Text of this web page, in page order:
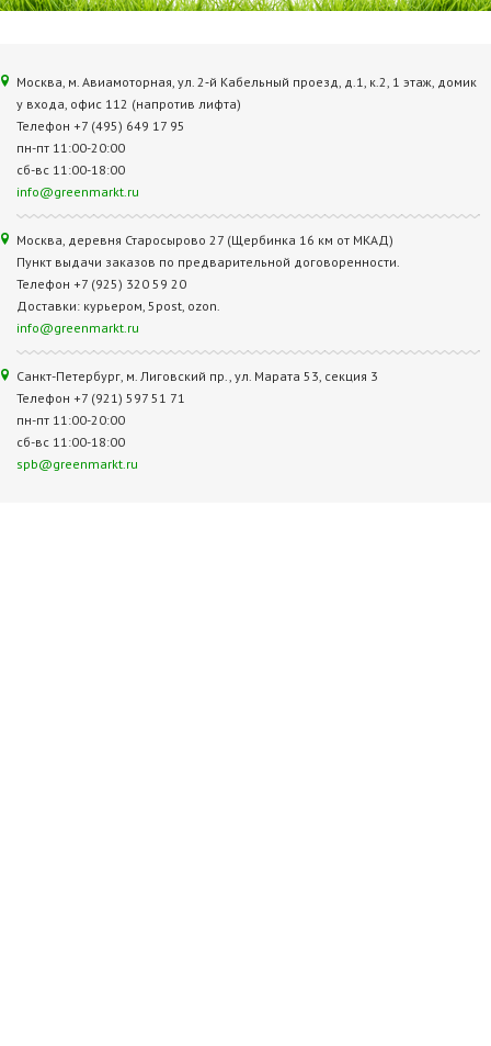
Москва, м. Авиамоторная, ул. 2‑й Кабельный проезд, д.1, к.2, 1 этаж, домик
у входа, офис 112 (напротив лифта)
Телефон +7 (495) 649 17 95
пн-пт 11:00-20:00
сб-вс 11:00-18:00
info@greenmarkt.ru
Москва, деревня Старосырово 27 (Щербинка 16 км от МКАД)
Пункт выдачи заказов по предварительной договоренности.
Телефон +7 (925) 320 59 20
Доставки: курьером, 5post, ozon.
info@greenmarkt.ru
Санкт-Петербург, м. Лиговский пр., ул. Марата 53, секция 3
Телефон +7 (921) 597 51 71
пн-пт 11:00-20:00
сб-вс 11:00-18:00
spb@greenmarkt.ru